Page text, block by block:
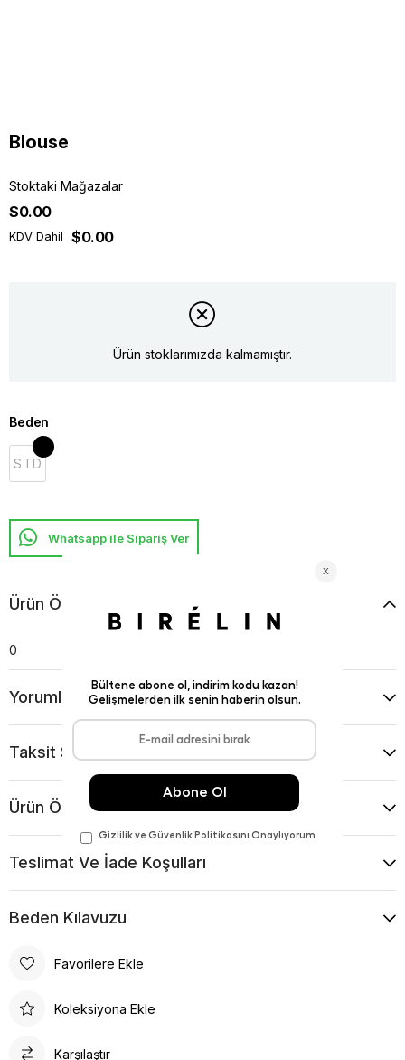
Blouse
Stoktaki Mağazalar
$0.00
KDV Dahil $0.00
Ürün stoklarımızda kalmamıştır.
Beden
STD
Whatsapp ile Sipariş Ver
Ürün Özellikleri
0
Yorumlar (0)
Taksit Seçenekleri
Ürün Önerileri
Teslimat Ve İade Koşulları
Beden Kılavuzu
Favorilere Ekle
Koleksiyona Ekle
Karşılaştır